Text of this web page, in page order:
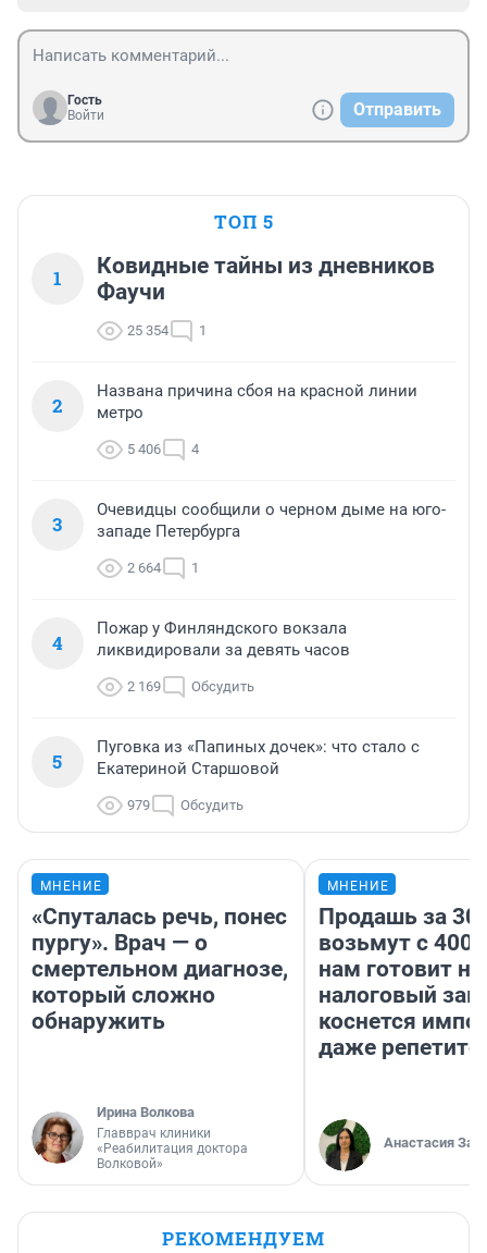
Гость
Войти
Отправить
ТОП 5
1
Ковидные тайны из дневников
Фаучи
25 354 1
2
Названа причина сбоя на красной линии
метро
5 406 4
3
Очевидцы сообщили о черном дыме на юго-
западе Петербурга
2 664 1
4
Пожар у Финляндского вокзала
ликвидировали за девять часов
2 169 Обсудить
5
Пуговка из «Папиных дочек»: что стало с
Екатериной Старшовой
979 Обсудить
МНЕНИЕ
«Спуталась речь, понес
пургу». Врач — о
смертельном диагнозе,
который сложно
обнаружить
Ирина Волкова
Главврач клиники
«Реабилитация доктора
Волковой»
МНЕНИЕ
Продашь за
возьмут с
нам готовит
налоговый
коснется
даже
Анастасия
РЕКОМЕНДУЕМ